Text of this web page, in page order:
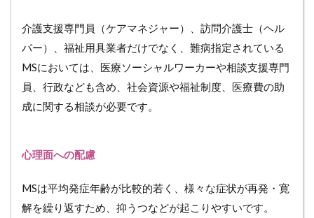
介護支援専門員（ケアマネジャー）、訪問介護士（ヘル
パー）、福祉用具業者だけでなく、難病指定されている
MSにおいては、医療ソーシャルワーカーや相談支援専門
員、行政なども含め、社会資源や福祉制度、医療費の助
成に関する相談が必要です。
心理面への配慮
MSは平均発症年齢が比較的若く、様々な症状が再発・寛
解を繰り返すため、抑うつなどが起こりやすいです。